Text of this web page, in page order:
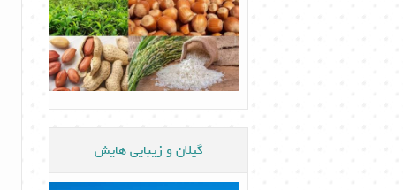
گیلان و زیبایی هایش